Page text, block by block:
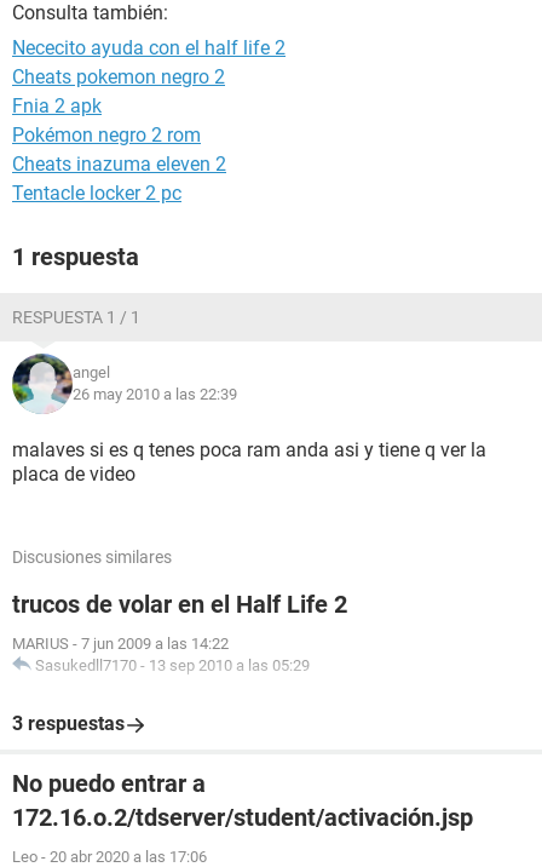
Consulta también:
Nececito ayuda con el half life 2
Cheats pokemon negro 2
Fnia 2 apk
Pokémon negro 2 rom
Cheats inazuma eleven 2
Tentacle locker 2 pc
1 respuesta
RESPUESTA 1 / 1
angel
26 may 2010 a las 22:39
malaves si es q tenes poca ram anda asi y tiene q ver la
placa de video
Discusiones similares
trucos de volar en el Half Life 2
MARIUS - 7 jun 2009 a las 14:22
Sasukedll7170 - 13 sep 2010 a las 05:29
3 respuestas
No puedo entrar a
172.16.o.2/tdserver/student/activación.jsp
Leo - 20 abr 2020 a las 17:06